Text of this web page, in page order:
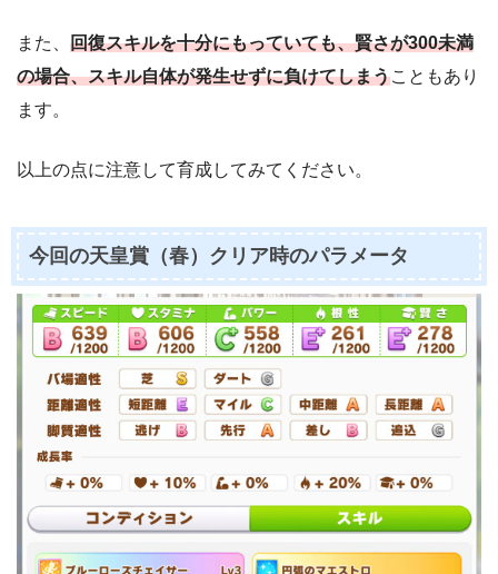
また、 回復スキルを十分にもっていても、賢さが300未満
の場合、スキル自体が発生せずに負けてしまうこともあり
ます。
以上の点に注意して育成してみてください。
今回の天皇賞（春）クリア時のパラメータ